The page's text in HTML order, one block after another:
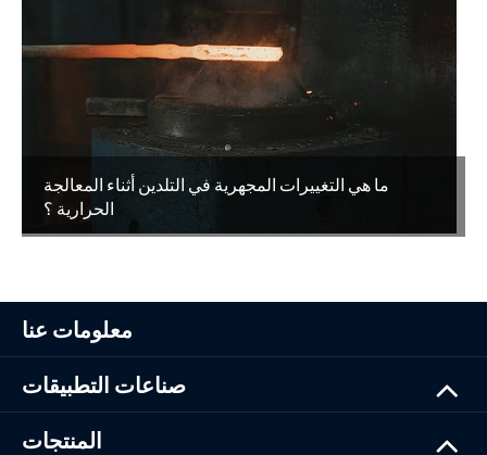
ما هي التغييرات المجهرية في التلدين أثناء المعالجة
الحرارية ؟
معلومات عنا
صناعات التطبيقات
المنتجات